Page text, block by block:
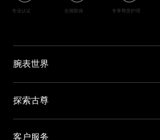
专业认证 全国联保 专享尊贵护理
腕表世界
探索古尊
客户服务